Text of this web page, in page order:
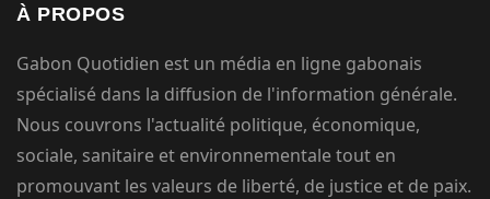
À PROPOS
Gabon Quotidien est un média en ligne gabonais
spécialisé dans la diffusion de l'information générale.
Nous couvrons l'actualité politique, économique,
sociale, sanitaire et environnementale tout en
promouvant les valeurs de liberté, de justice et de paix.